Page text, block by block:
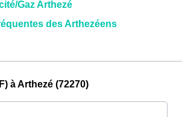
Gaz Arthezé
des Arthezéens
à Arthezé (72270)